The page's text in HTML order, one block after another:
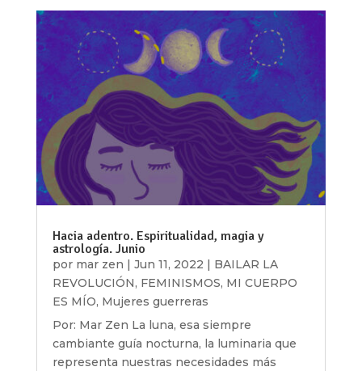
Hacia adentro. Espiritualidad, magia y
astrología. Junio
por mar zen Jun 11, 2022
BAILAR LA
REVOLUCIÓN, FEMINISMOS, MI CUERPO
ES MÍO, Mujeres guerreras
Por: Mar Zen La luna, esa siempre
cambiante guía nocturna, la luminaria que
representa nuestras necesidades más